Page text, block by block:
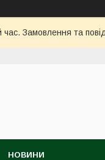
час. Замовлення та
НОВИНИ